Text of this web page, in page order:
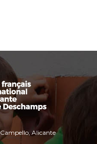
Alicante